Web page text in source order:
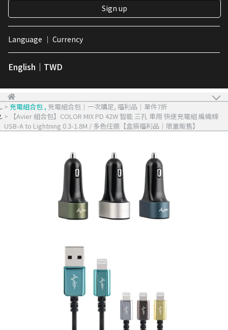
Sign up
Language ｜ Currency
English｜TWD
充電組合包 , 充電組合包｜一次購足, 福利品｜單件7折
【Avier 組合包】COLOR MIX PD 42W 智能 三孔 車用 快速充電組 編織線
USB-A to Lightning 0.3-1.8M / 多色任選【盒損福利品｜限量販售】